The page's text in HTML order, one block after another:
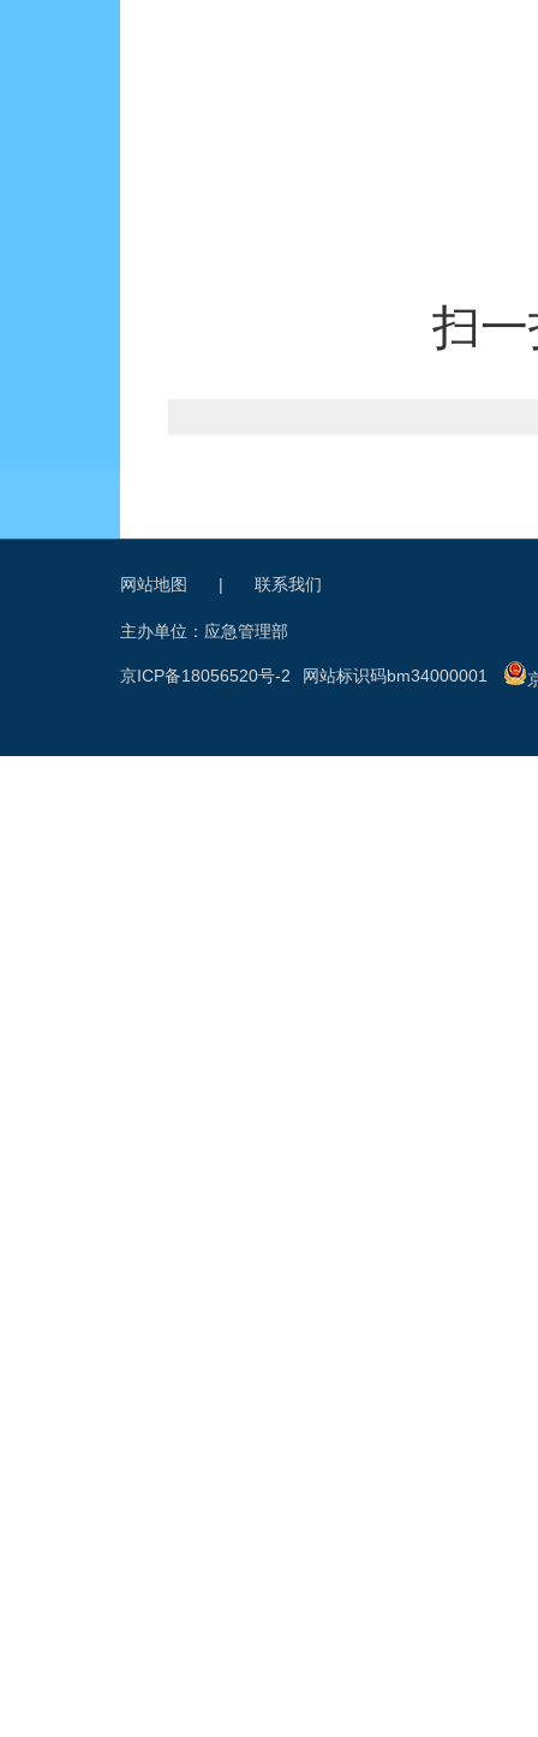
扫
网站地图 | 联系我们
主办单位：应急管理部
网站标识码bm34000001
京ICP备18056520号-2